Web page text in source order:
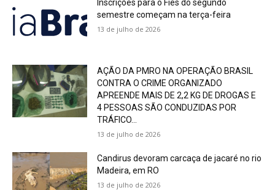
Inscrições para o Fies do segundo
semestre começam na terça-feira
13 de julho de 2026
AÇÃO DA PMRO NA OPERAÇÃO BRASIL
CONTRA O CRIME ORGANIZADO
APREENDE MAIS DE 2,2 KG DE DROGAS E
4 PESSOAS SÃO CONDUZIDAS POR
TRÁFICO...
13 de julho de 2026
Candirus devoram carcaça de jacaré no rio
Madeira, em RO
13 de julho de 2026